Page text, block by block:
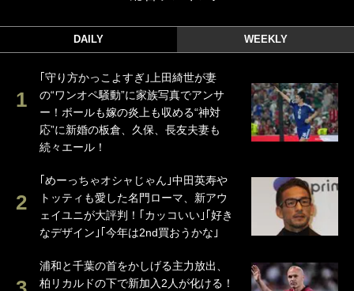
DAILY WEEKLY
｢守り方かっこよすぎ｣上田綺世が妻
の“ワンオペ騒動”に家族写真でアンサ
ー！ボールも嫁の炎上も収める“神対
応”に新婚の板倉、久保、長友夫妻も
続々エール！
｢めーっちゃオシャじゃん｣中田英寿や
トッティも愛した名門ローマ、新アウ
ェイユニが大評判！｢カッコいい｣｢好き
なデザイン｣｢今年は2nd買おうかな｣
浦和と千葉の首をかしげる主力放出、
柏リカルドの下で新加入2人が化ける！